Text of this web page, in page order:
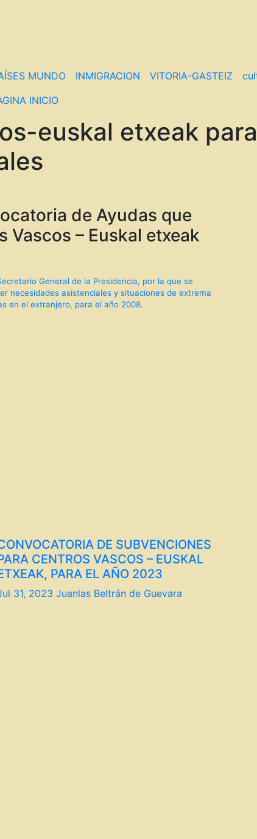
MUNDO INMIGRACION VITORIA-GASTEIZ
INICIO
euskal etxeak
de Ayudas que
Vascos – Euskal etxeak
General de la Presidencia, por la que se
necesidades asistenciales y situaciones de extrema
en el extranjero, para el año 2008.
DE SUBVENCIONES
CENTROS VASCOS – EUSKAL
PARA EL AÑO 2023
31, 2023 Juanlas Beltrán de Guevara